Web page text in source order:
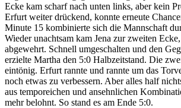
Ecke kam scharf nach unten links, aber kein
Erfurt weiter drückend, konnte erneute
Minute 15 kombinierte sich die Mannschaft
Wieder unachtsam kam Jena zur zweiten
abgewehrt. Schnell umgeschalten und den
erzielte Martha den 5:0 Halbzeitstand. Die
eintönig. Erfurt rannte und rannte um das
noch etwas zu verbessern. Aber alles half
aus temporeichen und ansehnlichen
mehr belohnt. So stand es am Ende 5:0.